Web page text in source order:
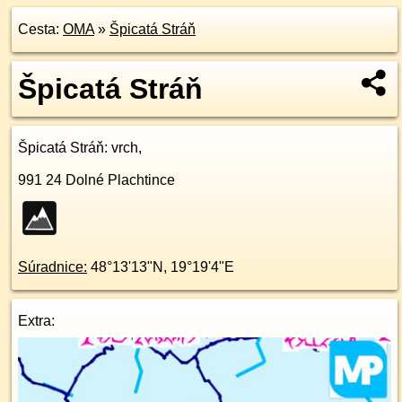
Cesta: OMA» Špicatá Stráň
Špicatá Stráň
Špicatá Stráň: vrch,
991 24 Dolné Plachtince
Súradnice: 48°13'13"N , 19°19'4"E
Extra: